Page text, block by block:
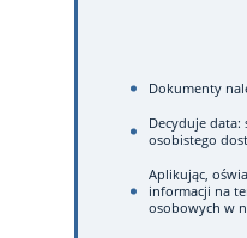
Dokumenty
Decyduje
osobistego
Aplikując,
informacji na
osobowych w